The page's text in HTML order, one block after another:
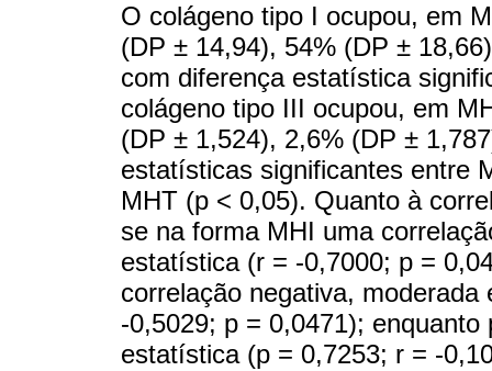
O colágeno tipo I ocupou, em
(DP ± 14,94), 54% (DP ±
com diferença estatística
colágeno tipo III ocupou, em
(DP ± 1,524), 2,6% (DP ±
estatísticas significantes entre
MHT (p < 0,05). Quanto à
se na forma MHI uma
estatística (r = -0,7000; p =
correlação negativa,
-0,5029; p = 0,0471);
estatística (p = 0,7253; r = -